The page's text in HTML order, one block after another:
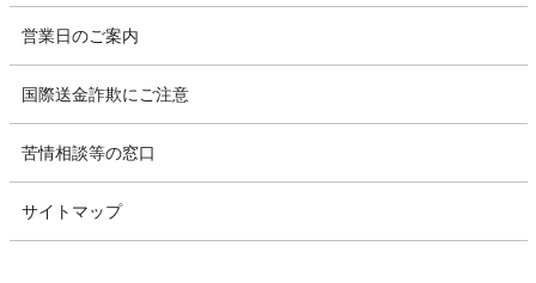
営業日のご案内
国際送金詐欺にご注意
苦情相談等の窓口
サイトマップ